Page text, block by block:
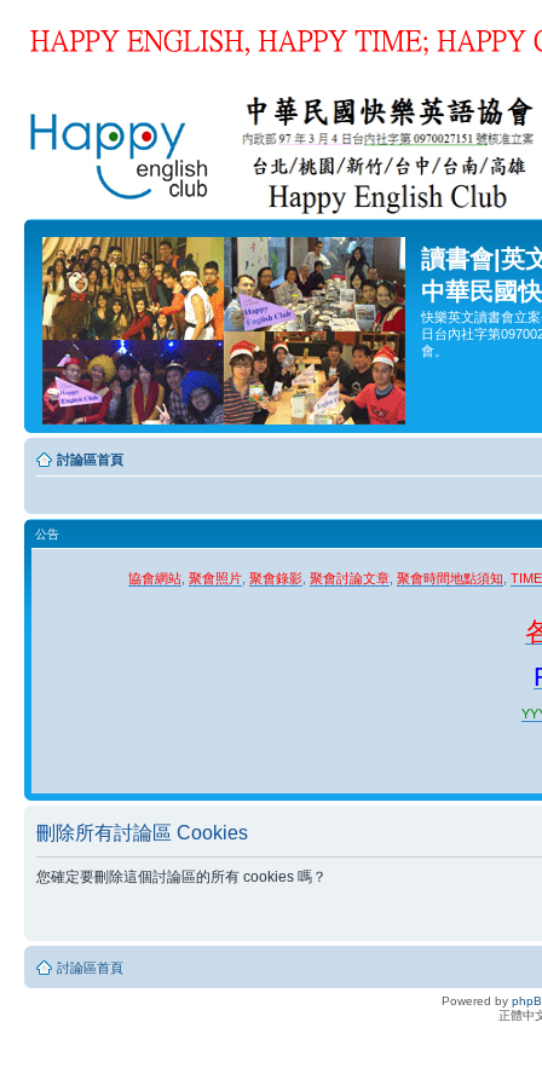
讀書會|英
中華民國
快樂英文讀書會立
日台內社字第
會。
討論區首頁
公告
協會網站 聚會照片 聚會錄影 聚會討論文章 聚會時間地點須知
刪除所有討論區 Cookies
您確定要刪除這個討論區的所有 cookies 嗎？
討論區首頁
Powered by
正體中